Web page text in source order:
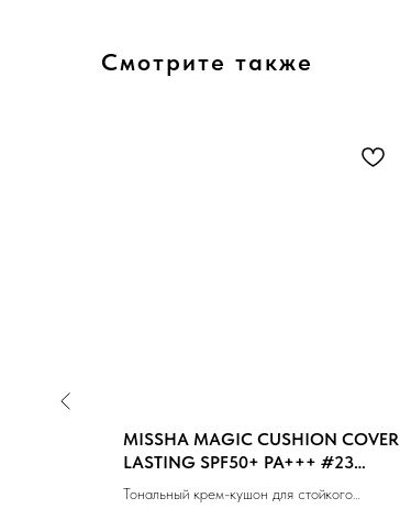
Смотрите также
MISSHA MAGIC CUSHION COVER
LASTING SPF50+ PA+++ #23
MEDIUM BEIGE (15ml)
Тональный крем-кушон для стойкого